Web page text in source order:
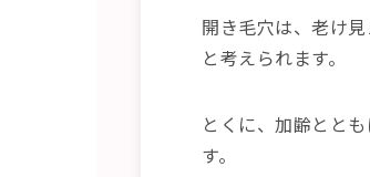
開き毛穴は、老け
と考えられます。
とくに、加齢とと
す。